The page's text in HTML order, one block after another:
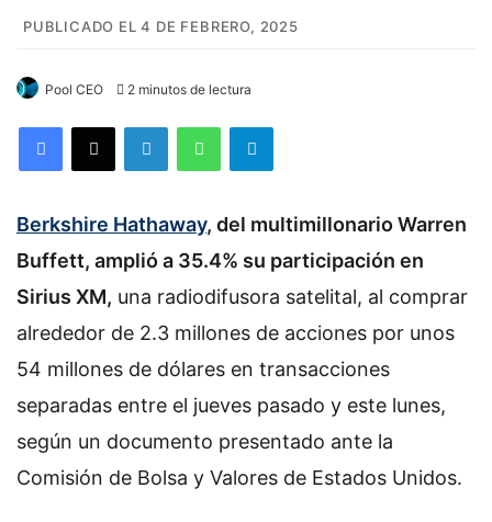
PUBLICADO EL 4 DE FEBRERO, 2025
Pool CEO 2 minutos de lectura
Berkshire Hathaway, del multimillonario Warren
Buffett, amplió a 35.4% su participación en
Sirius XM, una radiodifusora satelital, al comprar
alrededor de 2.3 millones de acciones por unos
54 millones de dólares en transacciones
separadas entre el jueves pasado y este lunes,
según un documento presentado ante la
Comisión de Bolsa y Valores de Estados Unidos.